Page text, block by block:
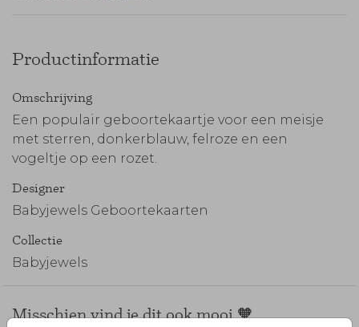
Productinformatie
Omschrijving
Een populair geboortekaartje voor een meisje
met sterren, donkerblauw, felroze en een
vogeltje op een rozet.
Designer
Babyjewels Geboortekaarten
Collectie
Babyjewels
Misschien vind je dit ook mooi 🧡